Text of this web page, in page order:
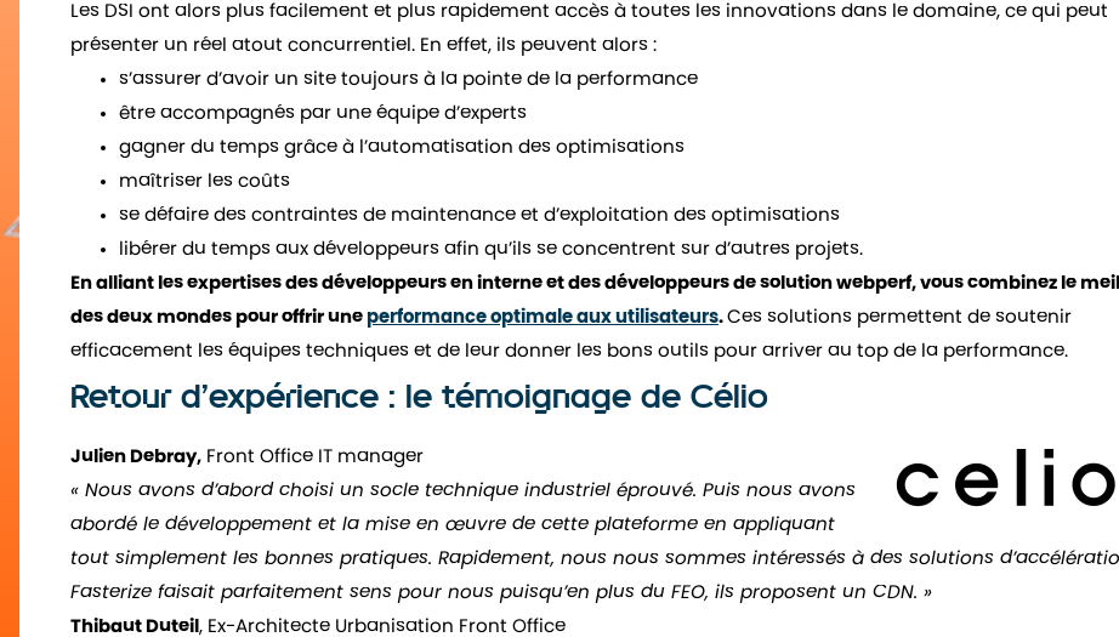
Les DSI ont alors plus facilement et plus rapidement accès à toutes les innovations dans le domaine, ce qui peut
présenter un réel atout concurrentiel. En effet, ils peuvent alors :
s’assurer d’avoir un site toujours à la pointe de la performance
être accompagnés par une équipe d’experts
gagner du temps grâce à l’automatisation des optimisations
maîtriser les coûts
se défaire des contraintes de maintenance et d’exploitation des optimisations
libérer du temps aux développeurs afin qu’ils se concentrent sur d’autres projets.
En alliant les expertises des développeurs en interne et des développeurs de solution webperf, vous combinez le
des deux mondes pour offrir une performance optimale aux utilisateurs.Ces solutions permettent de soutenir
efficacement les équipes techniques et de leur donner les bons outils pour arriver au top de la performance.
Retour d’expérience : le témoignage de Célio
Julien Debray, Front Office IT manager
« Nous avons d’abord choisi un socle technique industriel éprouvé. Puis nous avons
abordé le développement et la mise en œuvre de cette plateforme en appliquant
tout simplement les bonnes pratiques. Rapidement, nous nous sommes intéressés à des solutions
Fasterize faisait parfaitement sens pour nous puisqu’en plus du FEO, ils proposent un CDN. »
Thibaut Duteil , Ex-Architecte Urbanisation Front Office